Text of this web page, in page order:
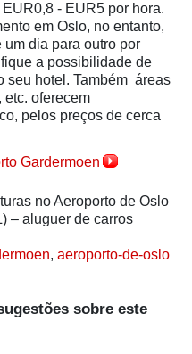
- EUR5 por hora.
em Oslo, no entanto,
um dia para outro por
a possibilidade de
seu hotel. Também áreas
etc. oferecem
pelos preços de cerca
Gardermoen
no Aeroporto de Oslo
– aluguer de carros
, aeroporto-de-oslo
sobre este